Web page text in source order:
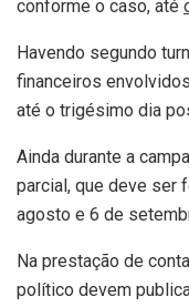
conforme o caso, até
Havendo segundo
financeiros
até o trigésimo dia
Ainda durante a
parcial, que deve ser
agosto e 6 de
Na prestação de
político devem